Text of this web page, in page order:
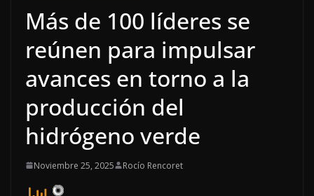
Más de 100 líderes se
reúnen para impulsar
avances en torno a la
producción del
hidrógeno verde
Noviembre 25, 2025 Rocío Rencoret